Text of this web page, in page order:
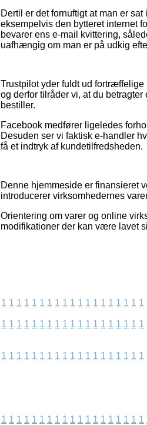
Dertil er det fornuftigt at man er
eksempelvis den bytteret internet
bevarer ens e-mail kvittering,
uafhængig om man er på udkig
Trustpilot yder fuldt ud
og derfor tilråder vi, at du
bestiller.
Facebook medfører ligeledes
Desuden ser vi faktisk e-handler
få et indtryk af kundetilfredsheden.
Denne hjemmeside er finansieret
introducerer virksomhedernes
Orientering om varer og online
modifikationer der kan være lavet
1 1 1 1 1 1 1 1 1 1 1 1 1 1 1 1 1 1 1
1 1 1 1 1 1 1 1 1 1 1 1 1 1 1 1 1 1 1
1 1 1 1 1 1 1 1 1 1 1 1 1 1 1 1 1 1 1
1 1 1 1 1 1 1 1 1 1 1 1 1 1 1 1 1 1 1